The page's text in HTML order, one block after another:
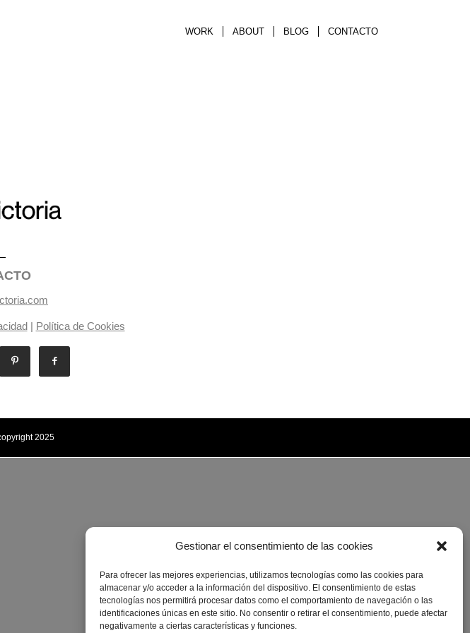
Gestionar el consentimiento de las cookies
Para ofrecer las mejores experiencias, utilizamos tecnologías como las cookies para
almacenar y/o acceder a la información del dispositivo. El consentimiento de estas
tecnologías nos permitirá procesar datos como el comportamiento de navegación o las
identificaciones únicas en este sitio. No consentir o retirar el consentimiento, puede afectar
negativamente a ciertas características y funciones.
WORK ABOUT BLOG CONTACTO
| Política de Cookies
2025